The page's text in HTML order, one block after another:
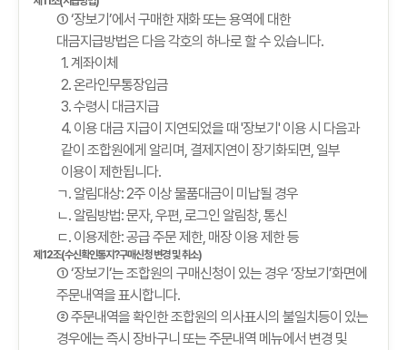
① ‘장보기’에서 구매한 재화 또는 용역에 대한
대금지급방법은 다음 각호의 하나로 할 수 있습니다.
1. 계좌이체
2. 온라인무통장입금
3. 수령시 대금지급
4. 이용 대금 지급이 지연되었을 때 '장보기' 이용 시 다음과
같이 조합원에게 알리며, 결제지연이 장기화되면, 일부
이용이 제한됩니다.
ㄱ. 알림대상: 2주 이상 물품대금이 미납될 경우
ㄴ. 알림방법: 문자, 우편, 로그인 알림창, 통신
ㄷ. 이용제한: 공급 주문 제한, 매장 이용 제한 등
제12조(수신확인통지?구매신청 변경 및 취소)
① ‘장보기’는 조합원의 구매신청이 있는 경우 ‘장보기’화면에
주문내역을 표시합니다.
② 주문내역을 확인한 조합원의 의사표시의 불일치등이 있는
경우에는 즉시 장바구니 또는 주문내역 메뉴에서 변경 및